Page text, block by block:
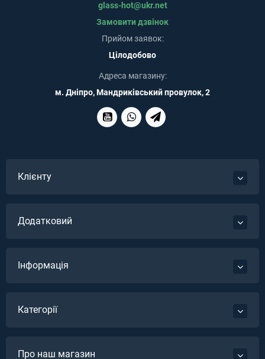
glass-hot@ukr.net
Замовити дзвінок
Прийом заявок:
Цілодобово
Адреса магазину:
м. Дніпро, Мандриківський провулок, 2
Клієнту
Додатковий
Інформація
Категорії
Про наш магазин